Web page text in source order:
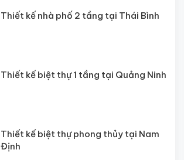
Thiết kế nhà phố 2 tầng tại Thái Bình
Thiết kế biệt thự 1 tầng tại Quảng Ninh
Thiết kế biệt thự phong thủy tại Nam
Định